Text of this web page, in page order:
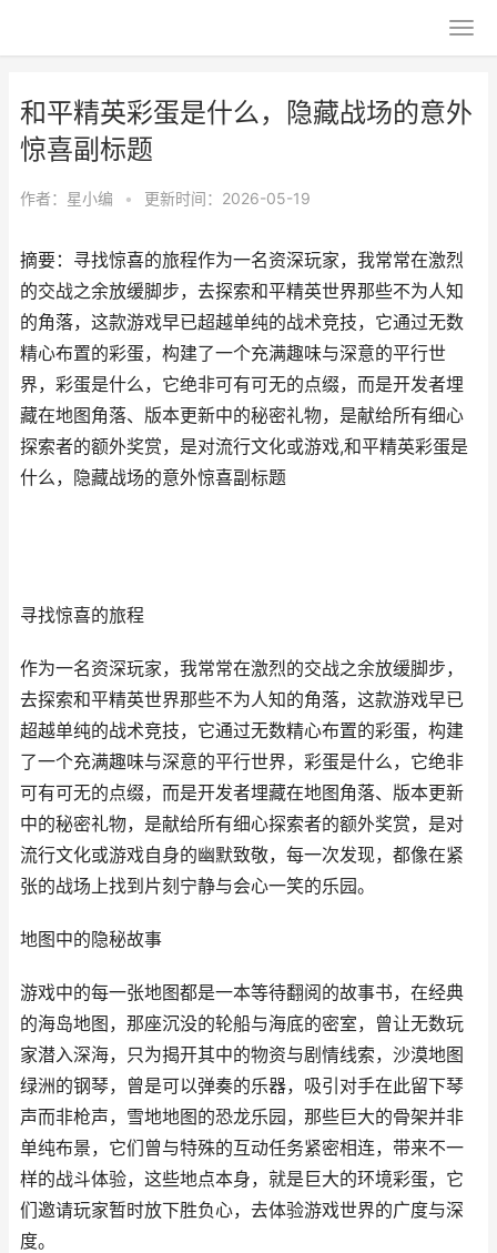
和平精英彩蛋是什么，隐藏战场的意外
惊喜副标题
作者： 星小编 • 更新时间：2026-05-19
摘要：寻找惊喜的旅程作为一名资深玩家，我常常在激烈
的交战之余放缓脚步，去探索和平精英世界那些不为人知
的角落，这款游戏早已超越单纯的战术竞技，它通过无数
精心布置的彩蛋，构建了一个充满趣味与深意的平行世
界，彩蛋是什么，它绝非可有可无的点缀，而是开发者埋
藏在地图角落、版本更新中的秘密礼物，是献给所有细心
探索者的额外奖赏，是对流行文化或游戏,和平精英彩蛋是
什么，隐藏战场的意外惊喜副标题
寻找惊喜的旅程
作为一名资深玩家，我常常在激烈的交战之余放缓脚步，
去探索和平精英世界那些不为人知的角落，这款游戏早已
超越单纯的战术竞技，它通过无数精心布置的彩蛋，构建
了一个充满趣味与深意的平行世界，彩蛋是什么，它绝非
可有可无的点缀，而是开发者埋藏在地图角落、版本更新
中的秘密礼物，是献给所有细心探索者的额外奖赏，是对
流行文化或游戏自身的幽默致敬，每一次发现，都像在紧
张的战场上找到片刻宁静与会心一笑的乐园。
地图中的隐秘故事
游戏中的每一张地图都是一本等待翻阅的故事书，在经典
的海岛地图，那座沉没的轮船与海底的密室，曾让无数玩
家潜入深海，只为揭开其中的物资与剧情线索，沙漠地图
绿洲的钢琴，曾是可以弹奏的乐器，吸引对手在此留下琴
声而非枪声，雪地地图的恐龙乐园，那些巨大的骨架并非
单纯布景，它们曾与特殊的互动任务紧密相连，带来不一
样的战斗体验，这些地点本身，就是巨大的环境彩蛋，它
们邀请玩家暂时放下胜负心，去体验游戏世界的广度与深
度。